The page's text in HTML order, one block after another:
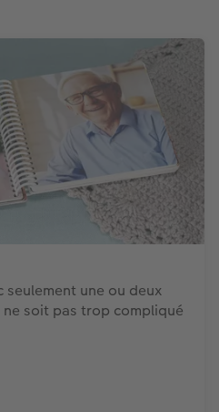
une ou deux
soit pas trop compliqué